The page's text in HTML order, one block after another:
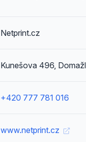
Netprint.cz
Kunešova 496,
+420 777 781 016
www.netprint.cz